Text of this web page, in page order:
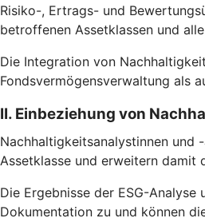
Risiko-, Ertrags- und
betroffenen Assetklassen und
Die Integration von
Fondsvermögensverwaltung als
II. Einbeziehung von
Nachhaltigkeitsanalystinnen und
Assetklasse und erweitern damit
Die Ergebnisse der ESG-
Dokumentation zu und können